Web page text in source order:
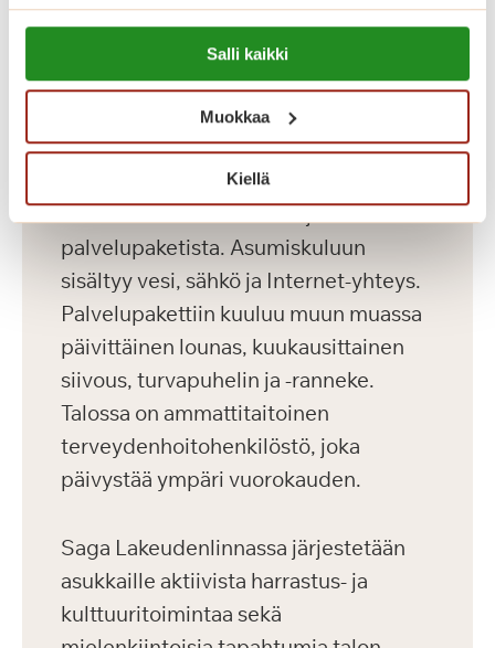
Lue lisää evästeistä:
https://sagacare.fi/evasteet/
Salli kaikki
Muokkaa
Kiellä
Koti palveluiden
Saga Lakeudenlinnassa kuukausikulut
koostuvat asumiskuluista ja
palvelupaketista. Asumiskuluun
sisältyy vesi, sähkö ja Internet-yhteys.
Palvelupakettiin kuuluu muun muassa
päivittäinen lounas, kuukausittainen
siivous, turvapuhelin ja -ranneke.
Talossa on ammattitaitoinen
terveydenhoitohenkilöstö, joka
päivystää ympäri vuorokauden.
Saga Lakeudenlinnassa järjestetään
asukkaille aktiivista harrastus- ja
kulttuuritoimintaa sekä